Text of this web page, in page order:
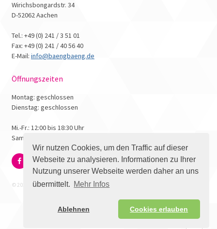
Wir nutzen Cookies, um den Traffic auf dieser
Webseite zu analysieren. Informationen zu Ihrer
Nutzung unserer Webseite werden daher an uns
übermittelt. Mehr Infos
Ablehnen Cookies erlauben
Wirichsbongardstr. 34
D-52062 Aachen
Tel.: +49 (0) 241 / 3 51 01
Fax: +49 (0) 241 / 40 56 40
E-Mail: info@baengbaeng.de
Öffnungszeiten
Montag: geschlossen
Dienstag: geschlossen
Mi.-Fr.: 12:00 bis 18:30 Uhr
Samstag: 10:00 bis 17:00 Uhr
© 2026 - Bäng Bäng Comicbuchhandlung